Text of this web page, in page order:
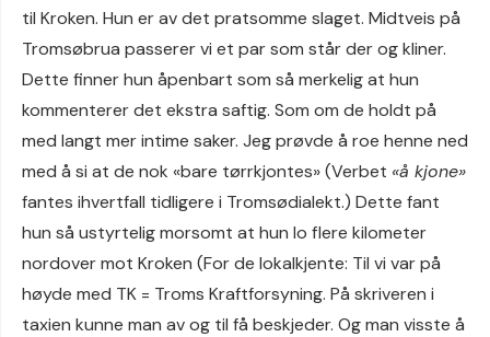
til Kroken. Hun er av det pratsomme slaget. Midtveis på
Tromsøbrua passerer vi et par som står der og kliner.
Dette finner hun åpenbart som så merkelig at hun
kommenterer det ekstra saftig. Som om de holdt på
med langt mer intime saker. Jeg prøvde å roe henne ned
med å si at de nok «bare tørrkjontes» (Verbet «å kjone»
fantes ihvertfall tidligere i Tromsødialekt.) Dette fant
hun så ustyrtelig morsomt at hun lo flere kilometer
nordover mot Kroken (For de lokalkjente: Til vi var på
høyde med TK = Troms Kraftforsyning. På skriveren i
taxien kunne man av og til få beskjeder. Og man visste å